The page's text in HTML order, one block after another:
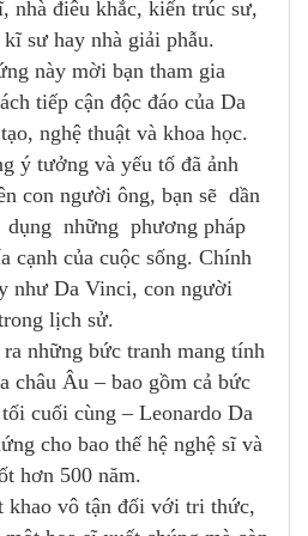
nhà điêu khắc, kiến trúc sư,
sư hay nhà giải phẫu.
này mời bạn tham gia
tiếp cận độc đáo của Da
nghệ thuật và khoa học.
ý tưởng và yếu tố đã ảnh
con người ông, bạn sẽ dần
những phương pháp
cạnh của cuộc sống. Chính
như Da Vinci, con người
lịch sử.
những bức tranh mang tính
châu Âu – bao gồm cả bức
cuối cùng – Leonardo Da
cho bao thế hệ nghệ sĩ và
hơn 500 năm.
khao vô tận đối với tri thức,